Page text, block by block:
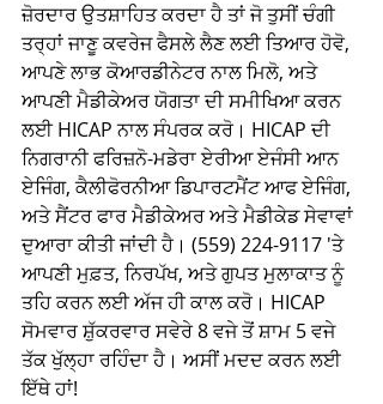
ਜ਼ੋਰਦਾਰ ਉਤਸ਼ਾਹਿਤ ਕਰਦਾ ਹੈ ਤਾਂ ਜੋ ਤੁਸੀਂ ਚੰਗੀ
ਤਰ੍ਹਾਂ ਜਾਣੂ ਕਵਰੇਜ ਫੈਸਲੇ ਲੈਣ ਲਈ ਤਿਆਰ ਹੋਵੋ,
ਆਪਣੇ ਲਾਭ ਕੋਆਰਡੀਨੇਟਰ ਨਾਲ ਮਿਲੋ, ਅਤੇ
ਆਪਣੀ ਮੈਡੀਕੇਅਰ ਯੋਗਤਾ ਦੀ ਸਮੀਖਿਆ ਕਰਨ
ਲਈ HICAP ਨਾਲ ਸੰਪਰਕ ਕਰੋ। HICAP ਦੀ
ਨਿਗਰਾਨੀ ਫਰਿਜ਼ਨੋ-ਮਡੇਰਾ ਏਰੀਆ ਏਜੰਸੀ ਆਨ
ਏਜਿੰਗ, ਕੈਲੀਫੋਰਨੀਆ ਡਿਪਾਰਟਮੈਂਟ ਆਫ ਏਜਿੰਗ,
ਅਤੇ ਸੈਂਟਰ ਫਾਰ ਮੈਡੀਕੇਅਰ ਅਤੇ ਮੈਡੀਕੇਡ ਸੇਵਾਵਾਂ
ਦੁਆਰਾ ਕੀਤੀ ਜਾਂਦੀ ਹੈ। (559) 224-9117 'ਤੇ
ਆਪਣੀ ਮੁਫ਼ਤ, ਨਿਰਪੱਖ, ਅਤੇ ਗੁਪਤ ਮੁਲਾਕਾਤ ਨੂੰ
ਤਹਿ ਕਰਨ ਲਈ ਅੱਜ ਹੀ ਕਾਲ ਕਰੋ। HICAP
ਸੋਮਵਾਰ ਸ਼ੁੱਕਰਵਾਰ ਸਵੇਰੇ 8 ਵਜੇ ਤੋਂ ਸ਼ਾਮ 5 ਵਜੇ
ਤੱਕ ਖੁੱਲ੍ਹਾ ਰਹਿੰਦਾ ਹੈ। ਅਸੀਂ ਮਦਦ ਕਰਨ ਲਈ
ਇੱਥੇ ਹਾਂ!